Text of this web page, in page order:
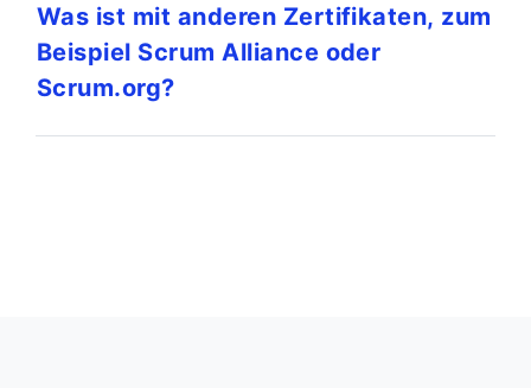
Was ist mit anderen Zertifikaten, zum
Beispiel Scrum Alliance oder
Scrum.org?